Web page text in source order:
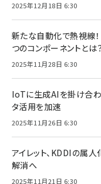
2025年12月18日 6:30
新たな自動化で熱視線
つのコンポーネントとは
2025年11月28日 6:30
IoTに生成AIを掛け合
タ活用を加速
2025年11月26日 6:30
アイレット、KDDIの属
解消へ
2025年11月21日 6:30